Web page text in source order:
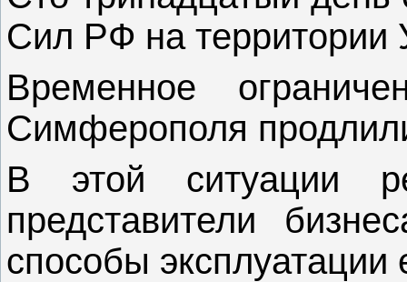
Сил РФ на территории
Временное
Симферополя
В этой ситуации
представители
способы эксплуатации